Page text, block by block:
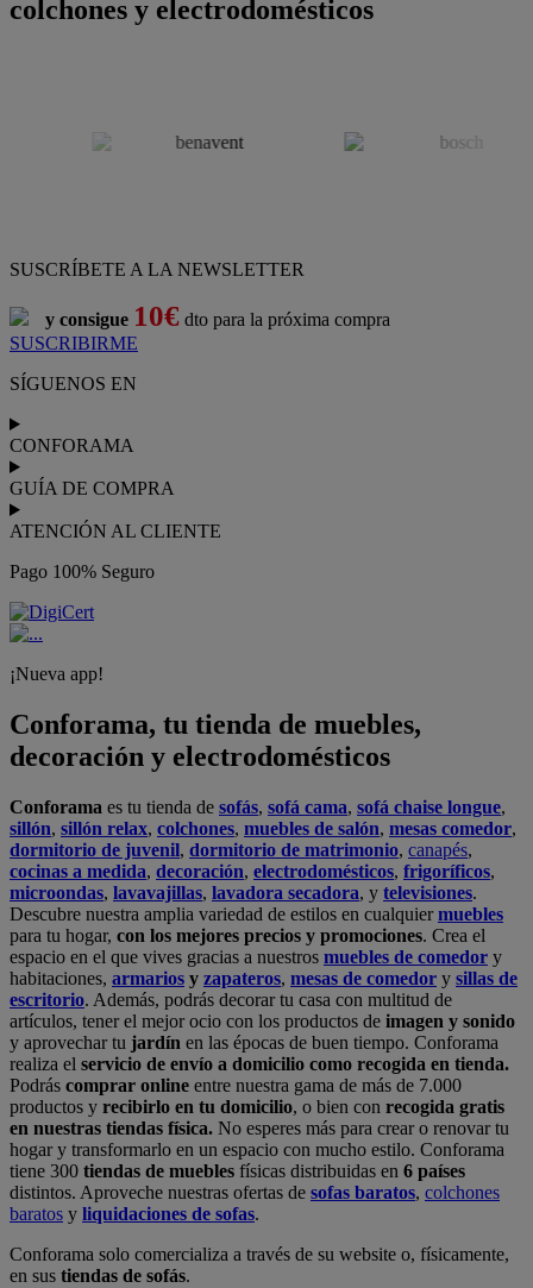
colchones y electrodomésticos
SUSCRÍBETE A LA NEWSLETTER
y consigue 10€ dto para la próxima compra
SUSCRIBIRME
SÍGUENOS EN
CONFORAMA
GUÍA DE COMPRA
ATENCIÓN AL CLIENTE
Pago 100% Seguro
¡Nueva app!
Conforama, tu tienda de muebles,
decoración y electrodomésticos
Conforama es tu tienda de sofás, sofá cama, sofá chaise longue,
sillón, sillón relax, colchones, muebles de salón, mesas comedor,
dormitorio de juvenil, dormitorio de matrimonio, canapés,
cocinas a medida, decoración, electrodomésticos, frigoríficos,
microondas, lavavajillas, lavadora secadora, y televisiones.
Descubre nuestra amplia variedad de estilos en cualquiermuebles
para tu hogar, con los mejores precios y promociones. Crea el
espacio en el que vives gracias a nuestros muebles de comedor y
habitaciones, armarios y zapateros, mesas de comedor y sillas de
escritorio. Además, podrás decorar tu casa con multitud de
artículos, tener el mejor ocio con los productos de imagen y sonido
y aprovechar tu jardín en las épocas de buen tiempo. Conforama
realiza el servicio de envío a domicilio como recogida en tienda.
Podrás comprar online entre nuestra gama de más de 7.000
productos y recibirlo en tu domicilio, o bien con recogida gratis
en nuestras tiendas física. No esperes más para crear o renovar tu
hogar y transformarlo en un espacio con mucho estilo. Conforama
tiene 300 tiendas de muebles físicas distribuidas en 6 países
distintos. Aproveche nuestras ofertas de sofas baratos, colchones
baratos y liquidaciones de sofas.
Conforama solo comercializa a través de su website o, físicamente,
en sus tiendas de sofás.